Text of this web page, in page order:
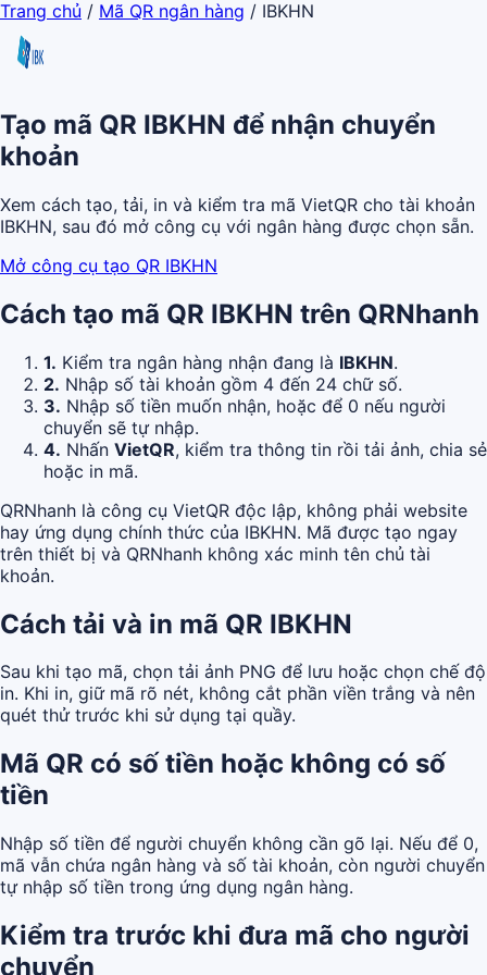
Trang chủ / Mã QR ngân hàng / IBKHN
Tạo mã QR IBKHN để nhận chuyển
khoản
Xem cách tạo, tải, in và kiểm tra mã VietQR cho tài khoản
IBKHN, sau đó mở công cụ với ngân hàng được chọn sẵn.
Mở công cụ tạo QR IBKHN
Cách tạo mã QR IBKHN trên QRNhanh
1. Kiểm tra ngân hàng nhận đang là IBKHN.
2. Nhập số tài khoản gồm 4 đến 24 chữ số.
3. Nhập số tiền muốn nhận, hoặc để 0 nếu người
chuyển sẽ tự nhập.
4. Nhấn VietQR, kiểm tra thông tin rồi tải ảnh, chia sẻ
hoặc in mã.
QRNhanh là công cụ VietQR độc lập, không phải website
hay ứng dụng chính thức của IBKHN. Mã được tạo ngay
trên thiết bị và QRNhanh không xác minh tên chủ tài
khoản.
Cách tải và in mã QR IBKHN
Sau khi tạo mã, chọn tải ảnh PNG để lưu hoặc chọn chế độ
in. Khi in, giữ mã rõ nét, không cắt phần viền trắng và nên
quét thử trước khi sử dụng tại quầy.
Mã QR có số tiền hoặc không có số
tiền
Nhập số tiền để người chuyển không cần gõ lại. Nếu để 0,
mã vẫn chứa ngân hàng và số tài khoản, còn người chuyển
tự nhập số tiền trong ứng dụng ngân hàng.
Kiểm tra trước khi đưa mã cho người
chuyển